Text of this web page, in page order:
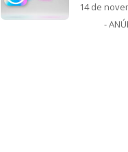
14 de
-